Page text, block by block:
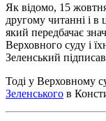
Як відомо, 15
другому читанні і в
який передбачає
Верховного суду і
Зеленський
Тоді у Верховному
Зеленського в